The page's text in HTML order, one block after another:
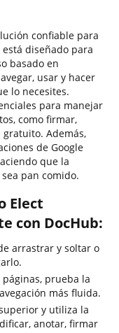
confiable para
diseñado para
basado en
usar y hacer
lo necesites.
para manejar
como firmar,
Además,
de Google
que la
pan comido.
Elect
con DocHub:
arrastrar y soltar o
prueba la
más fluida.
y utiliza la
anotar, firmar